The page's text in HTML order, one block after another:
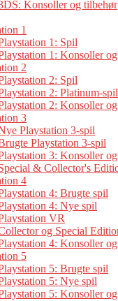
Konsoller og tilbehør
1
1: Spil
1: Konsoller
2
2: Spil
2: Platinum-spil
2: Konsoller
3
Playstation 3-spil
Playstation 3-spil
3: Konsoller
& Collector's
4
4: Brugte spil
4: Nye spil
VR
og Special
4: Konsoller
5
5: Brugte spil
5: Nye spil
5: Konsoller